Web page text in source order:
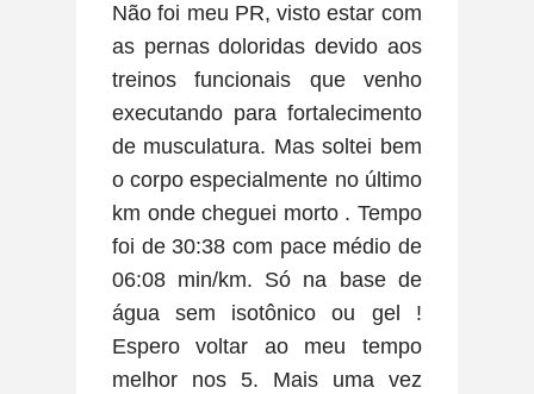
Não foi meu PR, visto estar com
as pernas doloridas devido aos
treinos funcionais que venho
executando para fortalecimento
de musculatura. Mas soltei bem
o corpo especialmente no último
km onde cheguei morto . Tempo
foi de 30:38 com pace médio de
06:08 min/km. Só na base de
água sem isotônico ou gel !
Espero voltar ao meu tempo
melhor nos 5. Mais uma vez